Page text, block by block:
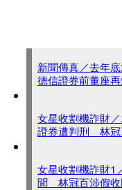
新聞傳真／去年
德信證券前董座
女星收割機詐財
證券遭判刑 林冠
女星收割機詐財1
聞 林冠百涉假收